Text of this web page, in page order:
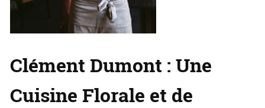
Clément Dumont : Une
Cuisine Florale et de